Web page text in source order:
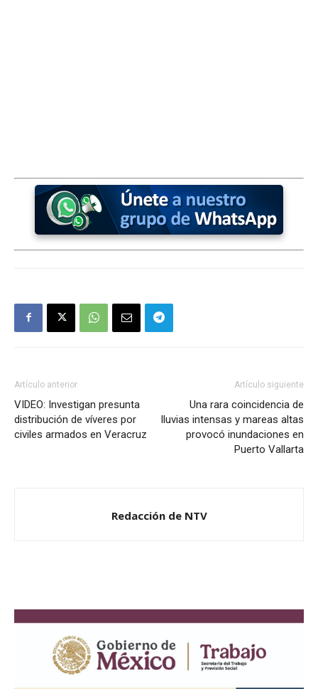
Artículo anterior
VIDEO: Investigan presunta
distribución de víveres por
civiles armados en Veracruz
Artículo siguiente
Una rara coincidencia de
lluvias intensas y mareas altas
provocó inundaciones en
Puerto Vallarta
Redacción de NTV